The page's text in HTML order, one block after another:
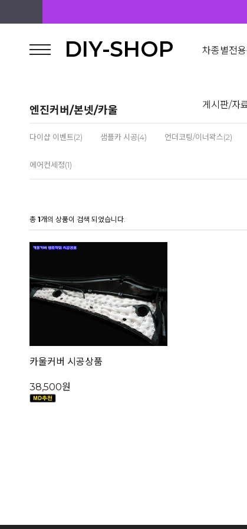
DIY-SHOP 차종별전
게시판/자
엔진커버/본넷/카울
다이샵 이벤트(2) 샘플카 시공(4) 언더코팅/이너왁스(2)
에어컨세정(1)
총 1개의 상품이 검색 되었습니다.
카울커버 시공상품
38,500원